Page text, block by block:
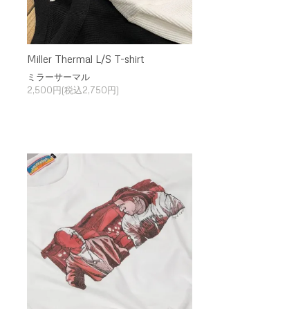
Miller Thermal L/S T-shirt
ミラーサーマル
2,500円(税込2,750円)